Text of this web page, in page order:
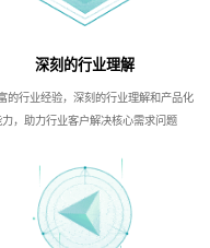
深刻的行业理解
的行业经验，深刻的行业理解和产品化
力，助力行业客户解决核心需求问题